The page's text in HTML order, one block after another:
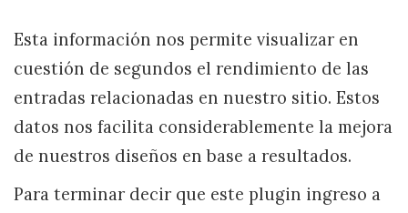
Esta información nos permite visualizar en
cuestión de segundos el rendimiento de las
entradas relacionadas en nuestro sitio. Estos
datos nos facilita considerablemente la mejora
de nuestros diseños en base a resultados.
Para terminar decir que este plugin ingreso a